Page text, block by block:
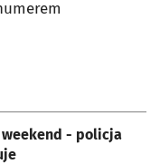
weekend - policja